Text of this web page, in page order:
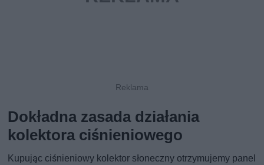
Dokładna zasada działania
kolektora ciśnieniowego
Kupując ciśnieniowy kolektor słoneczny otrzymujemy panel